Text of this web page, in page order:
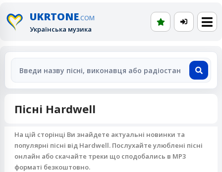
UKRTONE.COM
Українська музика
Пісні Hardwell
На цій сторінці Ви знайдете актуальні новинки та
популярні пісні від Hardwell. Послухайте улюблені пісні
онлайн або скачайте треки що сподобались в MP3
форматі безкоштовно.